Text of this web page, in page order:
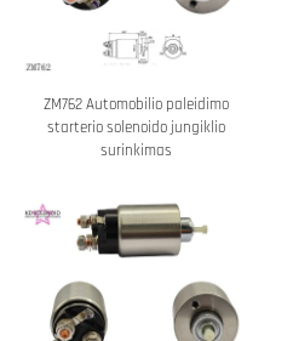
ZM762 Automobilio paleidimo
starterio solenoido jungiklio
surinkimas